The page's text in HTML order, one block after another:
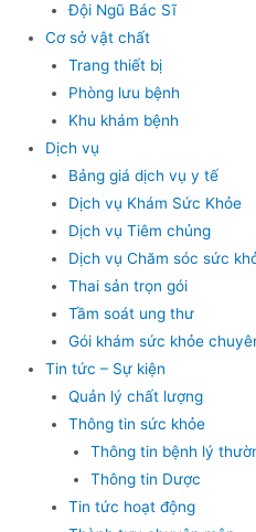
Đội Ngũ Bác Sĩ
Cơ sở vật chất
Trang thiết bị
Phòng lưu bệnh
Khu khám bệnh
Dịch vụ
Bảng giá dịch vụ y tế
Dịch vụ Khám Sức Khỏe
Dịch vụ Tiêm chủng
Dịch vụ Chăm sóc sức
Thai sản trọn gói
Tầm soát ung thư
Gói khám sức khỏe
Tin tức – Sự kiện
Quản lý chất lượng
Thông tin sức khỏe
Thông tin bệnh lý
Thông tin Dược
Tin tức hoạt động